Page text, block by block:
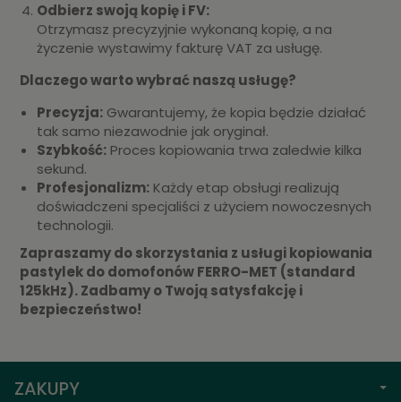
Odbierz swoją kopię i FV:
Otrzymasz precyzyjnie wykonaną kopię, a na
życzenie wystawimy fakturę VAT za usługę.
Dlaczego warto wybrać naszą usługę?
Precyzja: Gwarantujemy, że kopia będzie działać
tak samo niezawodnie jak oryginał.
Szybkość: Proces kopiowania trwa zaledwie kilka
sekund.
Profesjonalizm: Każdy etap obsługi realizują
doświadczeni specjaliści z użyciem nowoczesnych
technologii.
Zapraszamy do skorzystania z usługi kopiowania
pastylek do domofonów FERRO-MET (standard
125kHz). Zadbamy o Twoją satysfakcję i
bezpieczeństwo!
ZAKUPY